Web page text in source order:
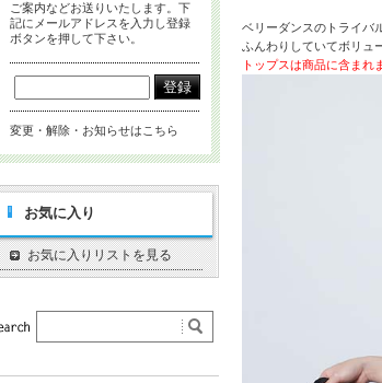
ベリーダンスのトライバ
ふんわりしていてボリュ
トップスは商品に含まれ
ご案内などお送りいたします。下
記にメールアドレスを入力し登録
ボタンを押して下さい。
変更・解除・お知らせはこちら
お気に入り
お気に入りリストを見る